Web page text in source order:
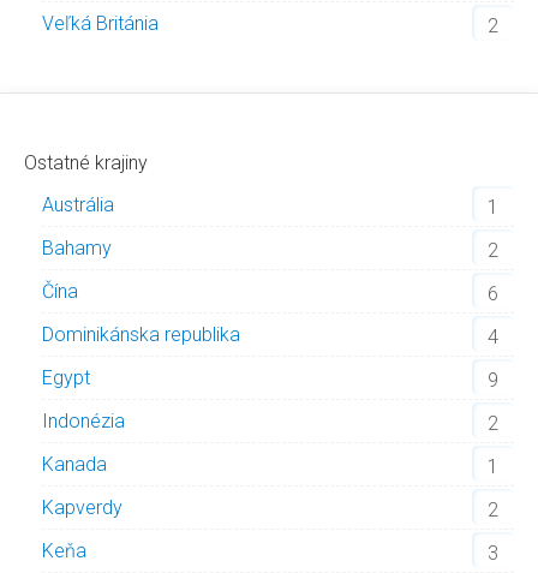
Veľká Británia
2
Ostatné krajiny
Austrália
1
Bahamy
2
Čína
6
Dominikánska republika
4
Egypt
9
Indonézia
2
Kanada
1
Kapverdy
2
Keňa
3